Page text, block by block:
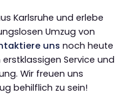
Karlsruhe und erlebe
Umzug von
uns noch heute
Service und
Wir freuen uns
behilflich zu sein!